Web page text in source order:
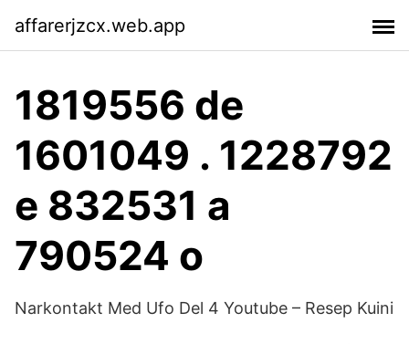
affarerjzcx.web.app
1819556 de
1601049 . 1228792
e 832531 a
790524 o
Narkontakt Med Ufo Del 4 Youtube – Resep Kuini